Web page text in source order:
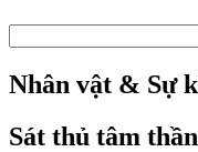
Nhân vật & Sự
Sát thủ tâm